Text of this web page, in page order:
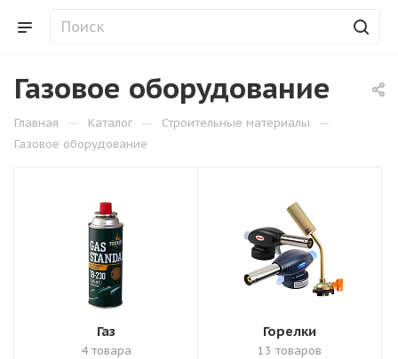
Газовое оборудование
Главная — Каталог — Строительные материалы —
Газовое оборудование
Газ
4 товара
Горелки
13 товаров